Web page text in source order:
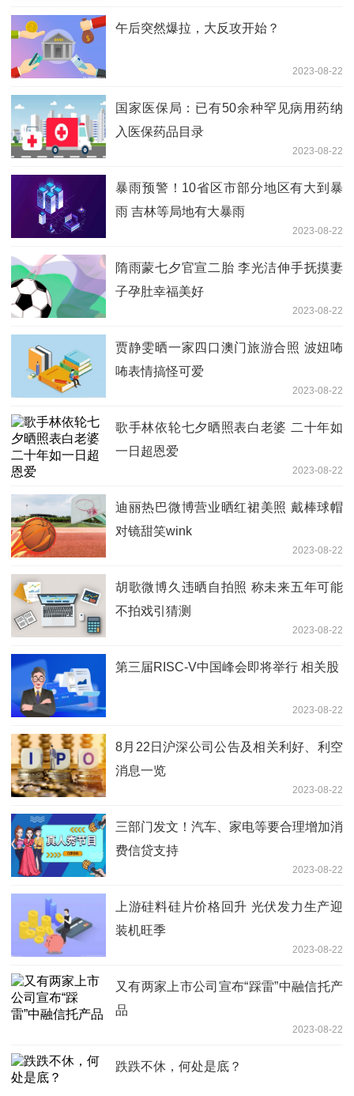
午后突然爆拉，大反攻开始？
2023-08-22
国家医保局：已有50余种罕见病用药纳
入医保药品目录
2023-08-22
暴雨预警！10省区市部分地区有大到暴
雨 吉林等局地有大暴雨
2023-08-22
隋雨蒙七夕官宣二胎 李光洁伸手抚摸妻
子孕肚幸福美好
2023-08-22
贾静雯晒一家四口澳门旅游合照 波妞咘
咘表情搞怪可爱
2023-08-22
歌手林依轮七夕晒照表白老婆 二十年如
一日超恩爱
2023-08-22
迪丽热巴微博营业晒红裙美照 戴棒球帽
对镜甜笑wink
2023-08-22
胡歌微博久违晒自拍照 称未来五年可能
不拍戏引猜测
2023-08-22
第三届RISC-V中国峰会即将举行 相关股
2023-08-22
8月22日沪深公司公告及相关利好、利空
消息一览
2023-08-22
三部门发文！汽车、家电等要合理增加消
费信贷支持
2023-08-22
上游硅料硅片价格回升 光伏发力生产迎
装机旺季
2023-08-22
又有两家上市公司宣布“踩雷”中融信托产
品
2023-08-22
跌跌不休，何处是底？